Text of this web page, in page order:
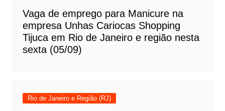
Vaga de emprego para Manicure na
empresa Unhas Cariocas Shopping
Tijuca em Rio de Janeiro e região nesta
sexta (05/09)
Rio de Janeiro e Região (RJ)